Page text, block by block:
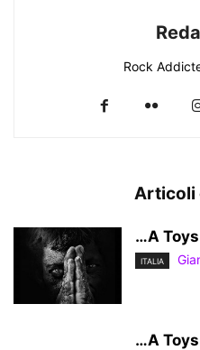
Rock
Articoli
…A
ITALIA
…A